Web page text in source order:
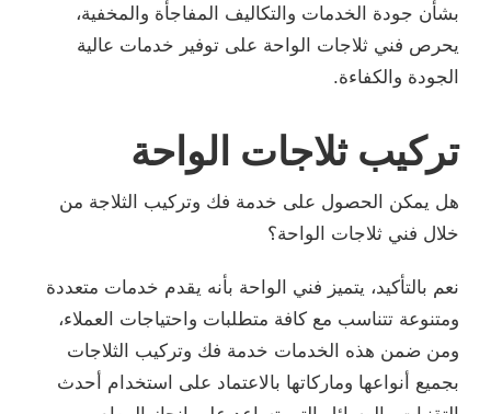
بشأن جودة الخدمات والتكاليف المفاجأة والمخفية،
يحرص فني ثلاجات الواحة على توفير خدمات عالية
الجودة والكفاءة.
تركيب ثلاجات الواحة
هل يمكن الحصول على خدمة فك وتركيب الثلاجة من
خلال فني ثلاجات الواحة؟
نعم بالتأكيد، يتميز فني الواحة بأنه يقدم خدمات متعددة
ومتنوعة تتناسب مع كافة متطلبات واحتياجات العملاء،
ومن ضمن هذه الخدمات خدمة فك وتركيب الثلاجات
بجميع أنواعها وماركاتها بالاعتماد على استخدام أحدث